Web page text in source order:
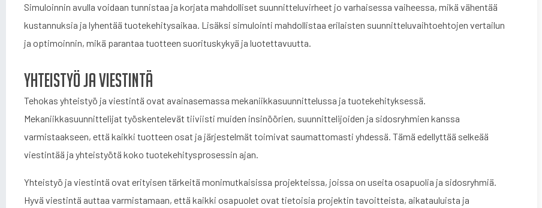
Simuloinnin avulla voidaan tunnistaa ja korjata mahdolliset suunnitteluvirheet jo varhaisessa vaiheessa, mikä vähentää
kustannuksia ja lyhentää tuotekehitysaikaa. Lisäksi simulointi mahdollistaa erilaisten suunnitteluvaihtoehtojen vertailun
ja optimoinnin, mikä parantaa tuotteen suorituskykyä ja luotettavuutta.
Yhteistyö ja viestintä
Tehokas yhteistyö ja viestintä ovat avainasemassa mekaniikkasuunnittelussa ja tuotekehityksessä.
Mekaniikkasuunnittelijat työskentelevät tiiviisti muiden insinöörien, suunnittelijoiden ja sidosryhmien kanssa
varmistaakseen, että kaikki tuotteen osat ja järjestelmät toimivat saumattomasti yhdessä. Tämä edellyttää selkeää
viestintää ja yhteistyötä koko tuotekehitysprosessin ajan.
Yhteistyö ja viestintä ovat erityisen tärkeitä monimutkaisissa projekteissa, joissa on useita osapuolia ja sidosryhmiä.
Hyvä viestintä auttaa varmistamaan, että kaikki osapuolet ovat tietoisia projektin tavoitteista, aikatauluista ja